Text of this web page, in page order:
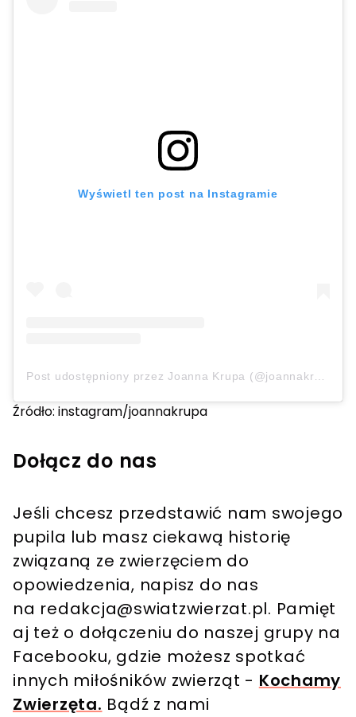
Wyświetl ten post na Instagramie
Post udostępniony przez Joanna Krupa (@joannakrupa)
Źródło: instagram/joannakrupa
Dołącz do nas
Jeśli chcesz przedstawić nam swojego
pupila lub masz ciekawą historię
związaną ze zwierzęciem do
opowiedzenia, napisz do nas
na redakcja@swiatzwierzat.pl. Pamięt
aj też o dołączeniu do naszej grupy na
Facebooku, gdzie możesz spotkać
innych miłośników zwierząt - Kochamy
Zwierzęta. Bądź z nami